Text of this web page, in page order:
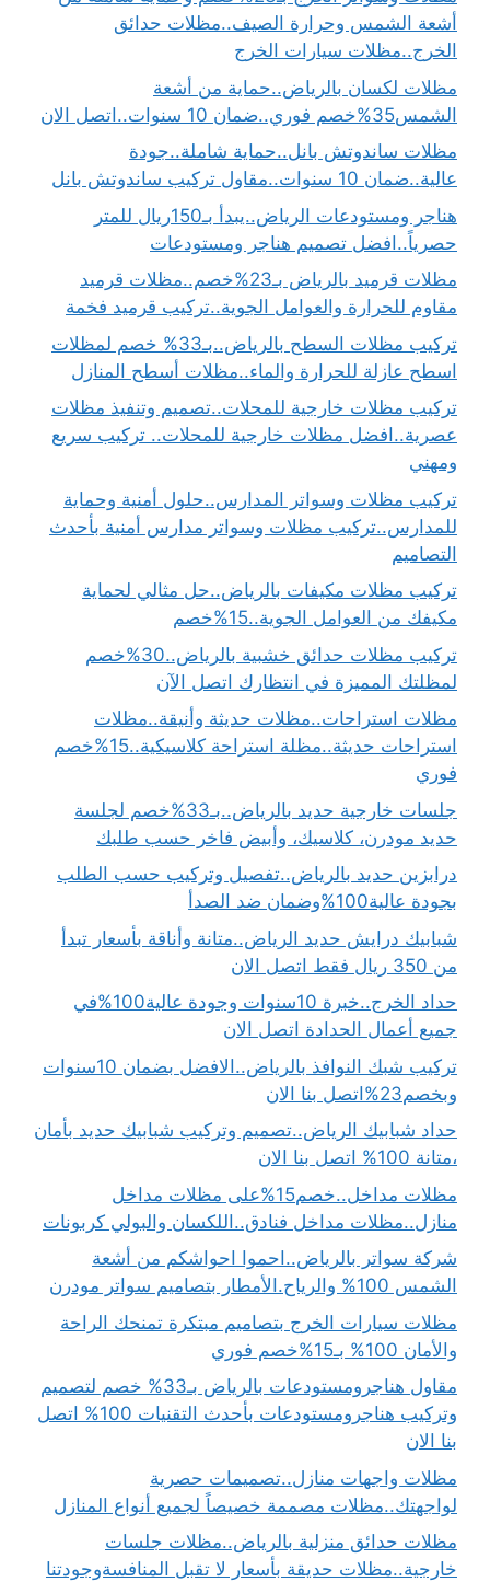
أشعة الشمس وحرارة الصيف..مظلات حدائق
الخرج..مظلات سيارات الخرج
مظلات لكسان بالرياض..حماية من أشعة
الشمس35%خصم فوري..ضمان 10 سنوات..اتصل الان
مظلات ساندوتش بانل..حماية شاملة..جودة
عالية..ضمان 10 سنوات..مقاول تركيب ساندوتش بانل
هناجر ومستودعات الرياض..يبدأ بـ150ريال للمتر
حصرياً..افضل تصميم هناجر ومستودعات
مظلات قرميد بالرياض بـ23%خصم..مظلات قرميد
مقاوم للحرارة والعوامل الجوية..تركيب قرميد فخمة
تركيب مظلات السطح بالرياض..بـ33% خصم لمظلات
اسطح عازلة للحرارة والماء..مظلات أسطح المنازل
تركيب مظلات خارجية للمحلات..تصميم وتنفيذ مظلات
عصرية..افضل مظلات خارجية للمحلات.. تركيب سريع
ومهني
تركيب مظلات وسواتر المدارس..حلول أمنية وحماية
للمدارس..تركيب مظلات وسواتر مدارس أمنية بأحدث
التصاميم
تركيب مظلات مكيفات بالرياض..حل مثالي لحماية
مكيفك من العوامل الجوية..15%خصم
تركيب مظلات حدائق خشبية بالرياض..30%خصم
لمظلتك المميزة في انتظارك اتصل الآن
مظلات استراحات..مظلات حديثة وأنيقة..مظلات
استراحات حديثة..مظلة استراحة كلاسيكية..15%خصم
فوري
جلسات خارجية حديد بالرياض..بـ33%خصم لجلسة
حديد مودرن، كلاسيك، وأبيض فاخر حسب طلبك
درابزين حديد بالرياض..تفصيل وتركيب حسب الطلب
بجودة عالية100%وضمان ضد الصدأ
شبابيك درايش حديد الرياض..متانة وأناقة بأسعار تبدأ
من 350 ريال فقط اتصل الان
حداد الخرج..خبرة 10سنوات وجودة عالية100%في
جميع أعمال الحدادة اتصل الان
تركيب شبك النوافذ بالرياض..الافضل بضمان 10سنوات
وبخصم23%اتصل بنا الان
حداد شبابيك الرياض..تصميم وتركيب شبابيك حديد بأمان
،متانة 100% اتصل بنا الان
مظلات مداخل..خصم15%على مظلات مداخل
منازل..مظلات مداخل فنادق..اللكسان والبولي كربونات
شركة سواتر بالرياض..احموا احواشكم من أشعة
الشمس 100% والرياح.الأمطار بتصاميم سواتر مودرن
مظلات سيارات الخرج بتصاميم مبتكرة تمنحك الراحة
والأمان 100% بـ15%خصم فوري
مقاول هناجرومستودعات بالرياض بـ33% خصم لتصميم
وتركيب هناجرومستودعات بأحدث التقنيات 100% اتصل
بنا الان
مظلات واجهات منازل..تصميمات حصرية
لواجهتك..مظلات مصممة خصيصاً لجميع أنواع المنازل
مظلات حدائق منزلية بالرياض..مظلات جلسات
خارجية..مظلات حديقة بأسعار لا تقبل المنافسةوجودتنا